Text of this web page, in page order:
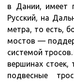
в Дании, имеет
Русский, на
метра, то есть,
мостов —
системой
вершинах стоек,
подвесные